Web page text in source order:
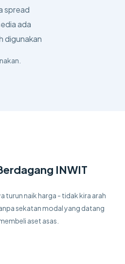
spread
ada
digunakan
INWIT
turun naik harga - tidak kira arah
sekatan modal yang datang
aset asas.